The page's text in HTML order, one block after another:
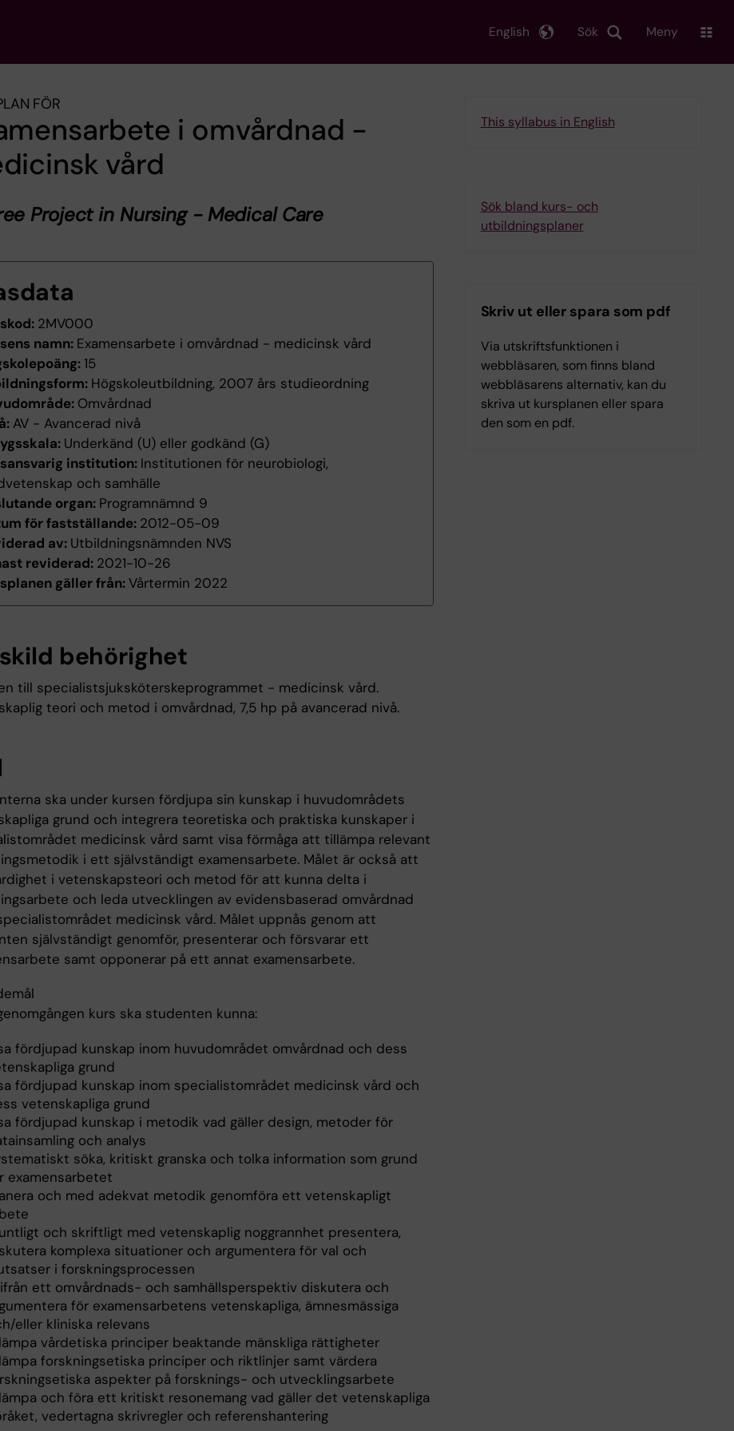
Sök
English Meny
FÖR
i omvårdnad -
vård
Project in Nursing - Medical Care
2MV000
namn: Examensarbete i omvårdnad - medicinsk vård
15
Högskoleutbildning, 2007 års studieordning
Omvårdnad
AV - Avancerad nivå
Underkänd (U) eller godkänd (G)
institution: Institutionen för neurobiologi,
och samhälle
organ: Programnämnd 9
för fastställande: 2012-05-09
av: Utbildningsnämnden NVS
reviderad: 2021-10-26
gäller från:Vårtermin 2022
behörighet
till specialistsjuksköterskeprogrammet - medicinsk vård.
teori och metod i omvårdnad, 7,5 hp på avancerad nivå.
ska under kursen fördjupa sin kunskap i huvudområdets
grund och integrera teoretiska och praktiska kunskaper i
medicinsk vård samt visa förmåga att tillämpa relevant
i ett självständigt examensarbete. Målet är också att
i vetenskapsteori och metod för att kunna delta i
och leda utvecklingen av evidensbaserad omvårdnad
medicinsk vård. Målet uppnås genom att
självständigt genomför, presenterar och försvarar ett
samt opponerar på ett annat examensarbete.
kurs ska studenten kunna:
fördjupad kunskap inom huvudområdet omvårdnad och dess
grund
fördjupad kunskap inom specialistområdet medicinsk vård och
vetenskapliga grund
fördjupad kunskap i metodik vad gäller design, metoder för
och analys
söka, kritiskt granska och tolka information som grund
examensarbetet
och med adekvat metodik genomföra ett vetenskapligt
och skriftligt med vetenskaplig noggrannhet presentera,
komplexa situationer och argumentera för val och
i forskningsprocessen
ett omvårdnads- och samhällsperspektiv diskutera och
för examensarbetens vetenskapliga, ämnesmässiga
eller kliniska relevans
vårdetiska principer beaktande mänskliga rättigheter
forskningsetiska principer och riktlinjer samt värdera
aspekter på forsknings- och utvecklingsarbete
och föra ett kritiskt resonemang vad gäller det vetenskapliga
vedertagna skrivregler och referenshantering
This syllabus in English
Sök bland kurs- och
utbildningsplaner
Skriv ut eller spara som pdf
Via utskriftsfunktionen i
webbläsaren, som finns bland
webbläsarens alternativ, kan du
skriva ut kursplanen eller spara
den som en pdf.